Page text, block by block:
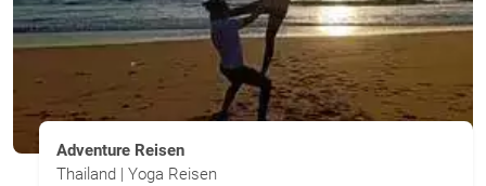
Adventure Reisen
Thailand | Yoga Reisen